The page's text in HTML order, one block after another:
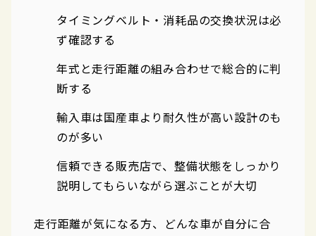
タイミングベルト・消耗品の交換状況は必
ず確認する
年式と走行距離の組み合わせで総合的に判
断する
輸入車は国産車より耐久性が高い設計のも
のが多い
信頼できる販売店で、整備状態をしっかり
説明してもらいながら選ぶことが大切
走行距離が気になる方、どんな車が自分に合